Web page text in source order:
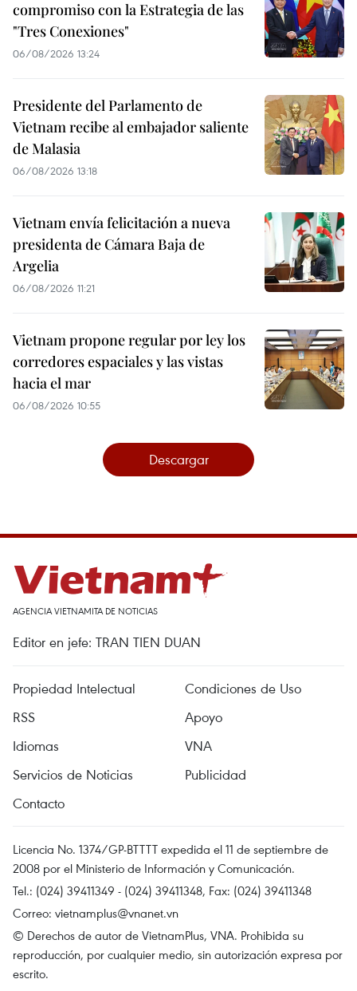
compromiso con la Estrategia de las
"Tres Conexiones"
06/08/2026 13:24
Presidente del Parlamento de
Vietnam recibe al embajador saliente
de Malasia
06/08/2026 13:18
Vietnam envía felicitación a nueva
presidenta de Cámara Baja de
Argelia
06/08/2026 11:21
Vietnam propone regular por ley los
corredores espaciales y las vistas
hacia el mar
06/08/2026 10:55
Descargar
AGENCIA VIETNAMITA DE NOTICIAS
Editor en jefe: TRAN TIEN DUAN
Propiedad Intelectual
Condiciones de Uso
RSS
Apoyo
Idiomas
VNA
Servicios de Noticias
Publicidad
Contacto
Licencia No. 1374/GP-BTTTT expedida el 11 de septiembre de
2008 por el Ministerio de Información y Comunicación.
Tel.: (024) 39411349 - (024) 39411348, Fax: (024) 39411348
Correo: vietnamplus@vnanet.vn
© Derechos de autor de VietnamPlus, VNA. Prohibida su
reproducción, por cualquier medio, sin autorización expresa por
escrito.